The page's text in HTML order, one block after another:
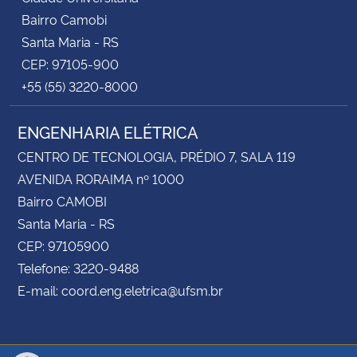
Bairro Camobi
Santa Maria - RS
CEP: 97105-900
+55 (55) 3220-8000
ENGENHARIA ELÉTRICA
CENTRO DE TECNOLOGIA, PRÉDIO 7, SALA 119
AVENIDA RORAIMA nº 1000
Bairro CAMOBI
Santa Maria - RS
CEP: 97105900
Telefone: 3220-9488
E-mail: coord.eng.eletrica@ufsm.br